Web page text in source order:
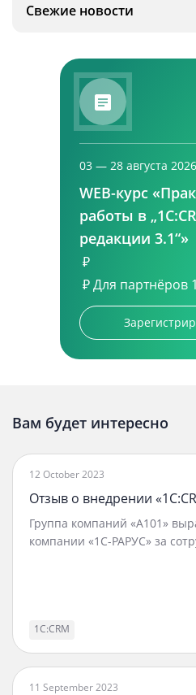
Свежие новости
03 — 28 августа 2026
WEB-курс
работы в
редакции 3.1“»
₽
₽Для партнёров
Вам будет интересно
12 October 2023
Отзыв о внедрении
Группа компаний «А101»
компании «1С-РАРУС» за
1С:CRM
11 September 2023